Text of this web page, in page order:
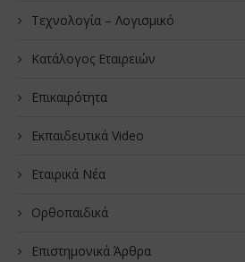
Τεχνολογία – Λογισμικό
Κατάλογος Εταιρειών
Επικαιρότητα
Εκπαιδευτικά Video
Εταιρικά Νέα
Oρθοπαιδικά
Επιστημονικά Άρθρα